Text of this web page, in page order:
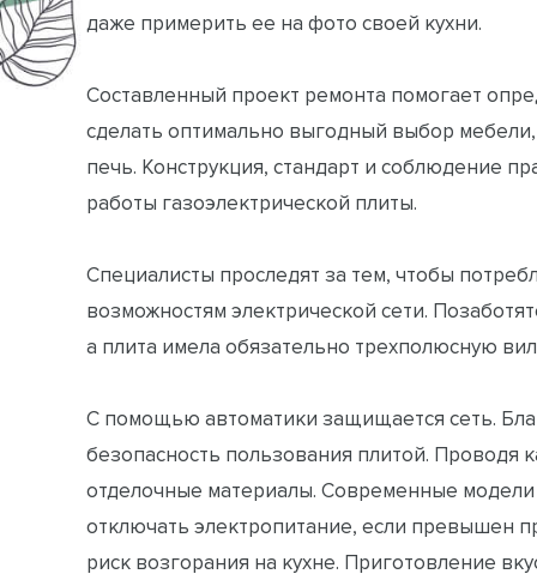
даже примерить ее на фото своей кухни.
Составленный проект ремонта помогает
сделать оптимально выгодный выбор
печь. Конструкция, стандарт и соблюдение
работы газоэлектрической плиты.
Специалисты проследят за тем, чтобы
возможностям электрической сети.
а плита имела обязательно трехполюсную
С помощью автоматики защищается сеть.
безопасность пользования плитой. Проводя
отделочные материалы. Современные
отключать электропитание, если превышен
риск возгорания на кухне. Приготовление